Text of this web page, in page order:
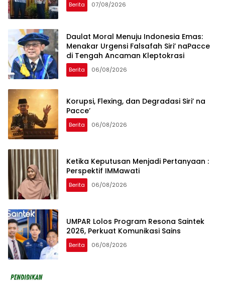
Berita 07/08/2026
Daulat Moral Menuju Indonesia Emas:
Menakar Urgensi Falsafah Siri’ naPacce
di Tengah Ancaman Kleptokrasi
Berita 06/08/2026
Korupsi, Flexing, dan Degradasi Siri’ na
Pacce’
Berita 06/08/2026
Ketika Keputusan Menjadi Pertanyaan :
Perspektif IMMawati
Berita 06/08/2026
UMPAR Lolos Program Resona Saintek
2026, Perkuat Komunikasi Sains
Berita 06/08/2026